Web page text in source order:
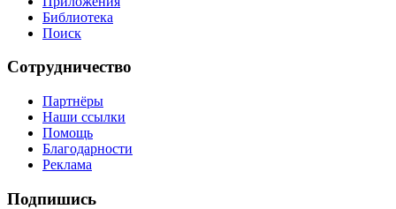
Библиотека
Поиск
Сотрудничество
Партнёры
Наши ссылки
Помощь
Благодарности
Реклама
Подпишись